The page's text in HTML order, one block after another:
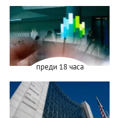
преди 18 часа